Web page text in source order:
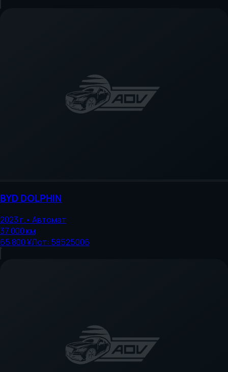
BYD DOLPHIN
2023г.• Автомат
37 000км
65 800 ¥Лот: 58525006